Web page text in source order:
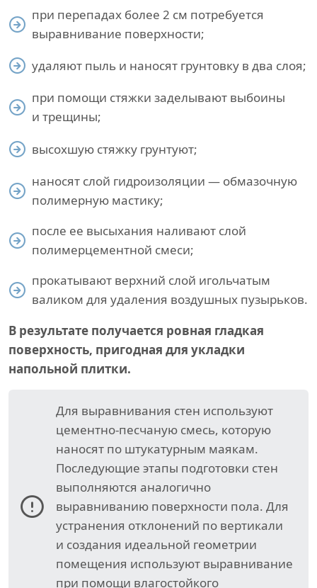
при перепадах более 2 см потребуется
выравнивание поверхности;
удаляют пыль и наносят грунтовку в два слоя;
при помощи стяжки заделывают выбоины
и трещины;
высохшую стяжку грунтуют;
наносят слой гидроизоляции — обмазочную
полимерную мастику;
после ее высыхания наливают слой
полимерцементной смеси;
прокатывают верхний слой игольчатым
валиком для удаления воздушных пузырьков.
В результате получается ровная гладкая
поверхность, пригодная для укладки
напольной плитки.
Для выравнивания стен используют
цементно-песчаную смесь, которую
наносят по штукатурным маякам.
Последующие этапы подготовки стен
выполняются аналогично
выравниванию поверхности пола. Для
устранения отклонений по вертикали
и создания идеальной геометрии
помещения используют выравнивание
при помощи влагостойкого